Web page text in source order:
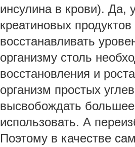
инсулина в крови). Да,
креатиновых
восстанавливать
организму столь
восстановления и
организм простых
высвобождать
использовать. А
Поэтому в качестве